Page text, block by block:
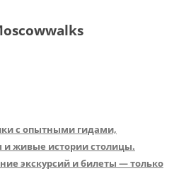
с опытными гидами,
живые истории столицы.
экскурсий и билеты — только